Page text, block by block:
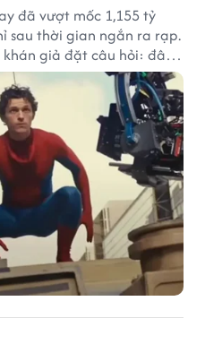
đã vượt mốc 1,155 tỷ
sau thời gian ngắn ra rạp.
giả đặt câu hỏi: đâu
Nhện?